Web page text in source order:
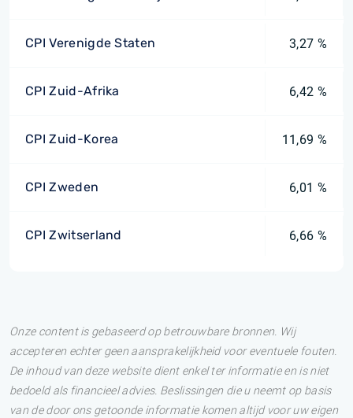
CPI Verenigde Staten 3,27 %
CPI Zuid-Afrika 6,42 %
CPI Zuid-Korea 11,69 %
CPI Zweden 6,01 %
CPI Zwitserland 6,66 %
Onze content is gebaseerd op betrouwbare bronnen. Wij
accepteren echter geen aansprakelijkheid voor eventuele fouten.
De inhoud van deze website dient enkel ter informatie en is niet
bedoeld als financieel advies. Beslissingen die u neemt op basis
van de door ons getoonde informatie komen altijd voor uw eigen